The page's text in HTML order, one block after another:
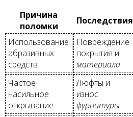
Причина
поломки
Последствия
Использование
абразивных
средств
Повреждение
покрытия и
материала
Частое
насильное
открывание
Люфты и
износ
фурнитуры